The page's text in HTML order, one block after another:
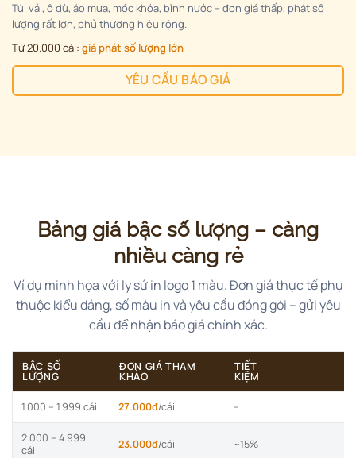
Túi vải, ô dù, áo mưa, móc khóa, bình nước – đơn giá thấp, phát số
lượng rất lớn, phủ thương hiệu rộng.
Từ 20.000 cái: giá phát số lượng lớn
YÊU CẦU BÁO GIÁ
Bảng giá bậc số lượng – càng
nhiều càng rẻ
Ví dụ minh họa với ly sứ in logo 1 màu. Đơn giá thực tế phụ
thuộc kiểu dáng, số màu in và yêu cầu đóng gói – gửi yêu
cầu để nhận báo giá chính xác.
BẬC SỐ
LƯỢNG
ĐƠN GIÁ THAM
KHẢO
TIẾT
KIỆM
1.000 – 1.999 cái 27.000đ/cái –
2.000 – 4.999
cái
23.000đ/cái ~15%